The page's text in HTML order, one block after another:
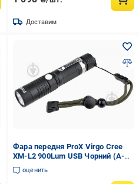
Доставим
Фара передня ProX Virgo Cree
XM-L2 900Lum USB Чорний (A-O-
B-P-0360)
оценить